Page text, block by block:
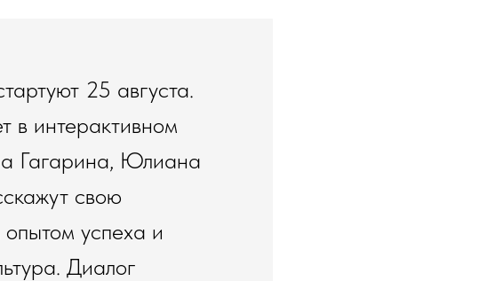
25 августа.
в интерактивном
Гагарина, Юлиана
свою
успеха и
Диалог